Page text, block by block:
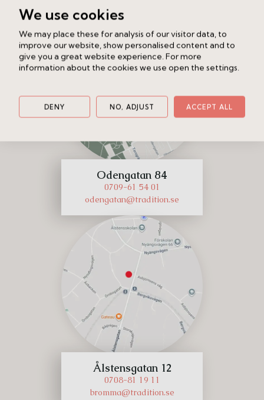
ostermalmsgatan@tradition.se
Odengatan 84
0709-61 54 01
odengatan@tradition.se
Ålstensgatan 12
0708-81 19 11
bromma@tradition.se
We use cookies
We may place these for analysis of our visitor data, to
improve our website, show personalised content and to
give you a great website experience. For more
information about the cookies we use open the settings.
DENY NO, ADJUST ACCEPT ALL